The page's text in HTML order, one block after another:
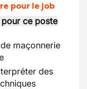
pour le job
ce poste
maçonnerie
des